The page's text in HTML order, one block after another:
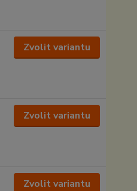
Zvolit variantu
Zvolit variantu
Zvolit variantu